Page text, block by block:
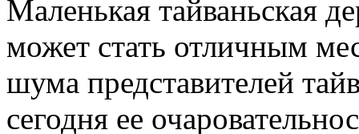
Маленькая тайваньская
может стать отличным
шума представителей
сегодня ее